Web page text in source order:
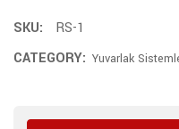
SKU:
RS-1
CATEGORY: Yuvarlak